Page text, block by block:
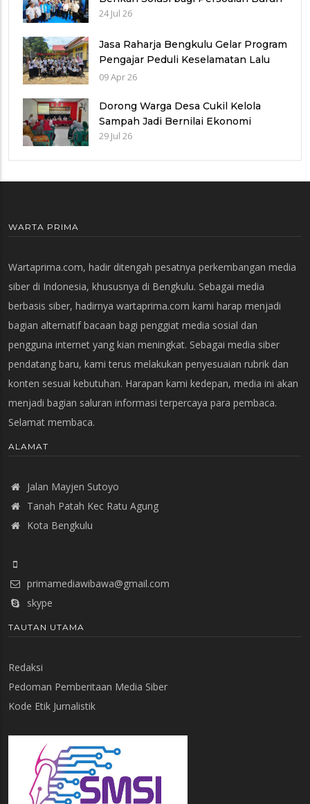
24 Jul 26
Jasa Raharja Bengkulu Gelar Program
Pengajar Peduli Keselamatan Lalu
Lintas di SMKN 2 Bengkulu Tengah
09 Apr 26
Dorong Warga Desa Cukil Kelola
Sampah Jadi Bernilai Ekonomi
29 Jul 26
WARTA PRIMA
Wartaprima.com, hadir ditengah pesatnya perkembangan media
siber di Indonesia, khususnya di Bengkulu. Sebagai media
berbasis siber, hadirnya wartaprima.com kami harap menjadi
bagian alternatif bacaan bagi penggiat media sosial dan
pengguna internet yang kian meningkat. Sebagai media siber
pendatang baru, kami terus melakukan penyesuaian rubrik dan
konten sesuai kebutuhan. Harapan kami kedepan, media ini akan
menjadi bagian saluran informasi terpercaya para pembaca.
Selamat membaca.
ALAMAT
Jalan Mayjen Sutoyo
Tanah Patah Kec Ratu Agung
Kota Bengkulu
primamediawibawa@gmail.com
skype
TAUTAN UTAMA
Redaksi
Pedoman Pemberitaan Media Siber
Kode Etik Jurnalistik